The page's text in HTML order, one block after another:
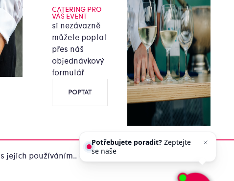
jejich používáním.. Více informací
CATERING PRO
VÁŠ EVENT
si nezávazně
můžete poptat
přes náš
objednávkový
formulář
POPTAT
Potřebujete poradit? Zeptejte
se našeho asistenta